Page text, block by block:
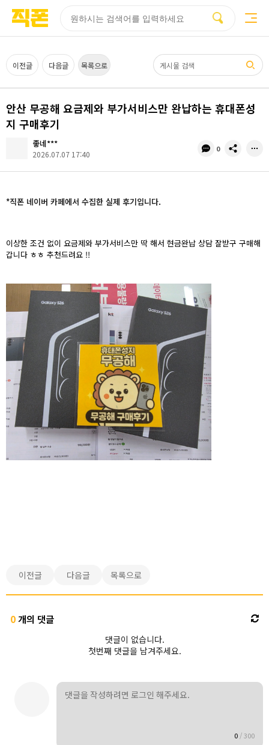
이전글 다음글 목록으로
안산 무공해 요금제와 부가서비스만 완납하는 휴대폰성
지 구매후기
좋네***
2026.07.07 17:40
댓
수
0
공
*직폰 네이버 카페에서 수집한 실제 후기입니다.
이상한 조건 없이 요금제와 부가서비스만 딱 해서 현금완납 상담 잘받구 구매해
갑니다 ㅎㅎ 추천드려요 !!
이전글 다음글 목록으로
0개의 댓글
댓글이 없습니다.
첫번째 댓글을 남겨주세요.
0 /300
페이지
페이지
페이지
페이지